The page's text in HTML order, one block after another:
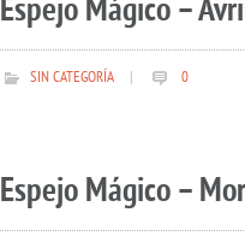
Espejo Mágico –
SIN CATEGORÍA 0
Espejo Mágico –